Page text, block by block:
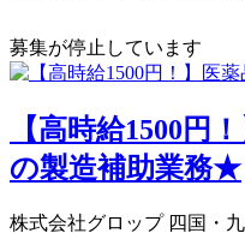
募集が停止しています
【高時給1500円
の製造補助業務★
株式会社グロップ 四国・